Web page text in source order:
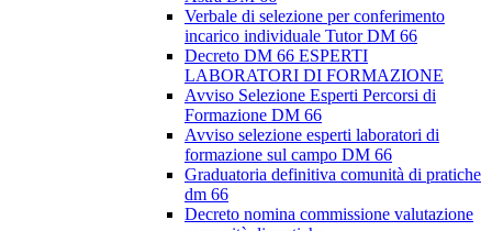
Verbale di selezione per conferimento
incarico individuale Tutor DM 66
Decreto DM 66 ESPERTI
LABORATORI DI FORMAZIONE
Avviso Selezione Esperti Percorsi di
Formazione DM 66
Avviso selezione esperti laboratori di
formazione sul campo DM 66
Graduatoria definitiva comunità di pratiche
dm 66
Decreto nomina commissione valutazione